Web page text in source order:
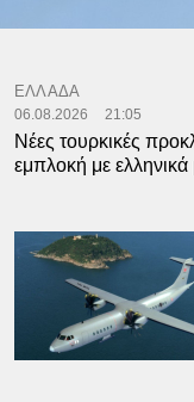
ΕΛΛΑΔΑ
06.08.2026 21:05
Νέες τουρκικές
εμπλοκή με ελληνικά